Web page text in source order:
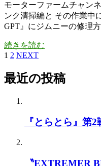
モーターファームチャン
ンク清掃編と その作業中
GPT』にジムニーの修理
続きを読む
1 2 NEXT
最近の投稿
『とらとら』第
〝EXTREMER